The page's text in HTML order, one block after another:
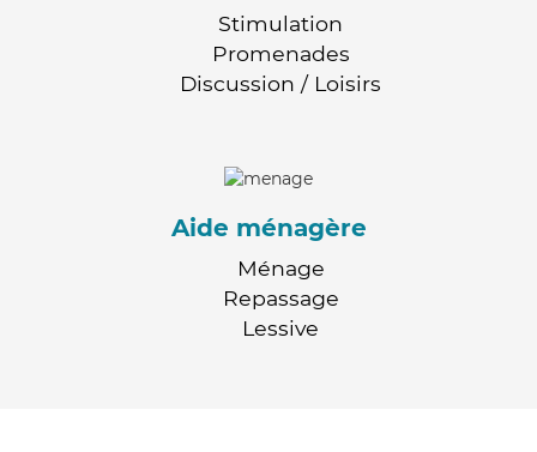
Stimulation
Promenades
Discussion / Loisirs
Aide ménagère
Ménage
Repassage
Lessive